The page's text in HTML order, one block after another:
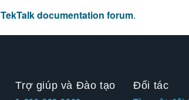
TekTalk documentation forum.
Trợ giúp và Đào tạo Đối tác